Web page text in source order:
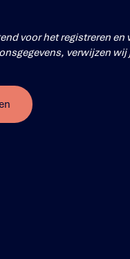
voor het registreren
verwijzen